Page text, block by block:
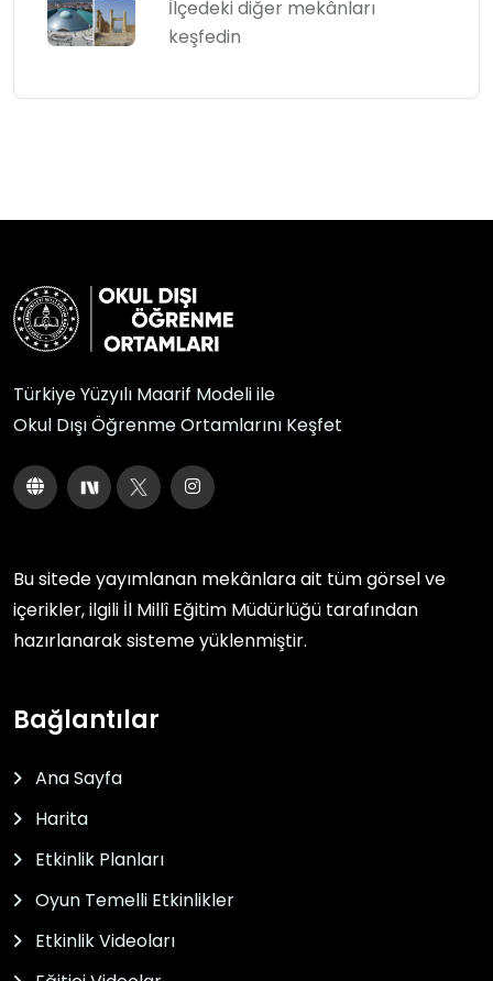
İlçedeki diğer mekânları
keşfedin
Türkiye Yüzyılı Maarif Modeli ile
Okul Dışı Öğrenme Ortamlarını Keşfet
Bu sitede yayımlanan mekânlara ait tüm görsel ve
içerikler, ilgili İl Millî Eğitim Müdürlüğü tarafından
hazırlanarak sisteme yüklenmiştir.
Bağlantılar
Ana Sayfa
Harita
Etkinlik Planları
Oyun Temelli Etkinlikler
Etkinlik Videoları